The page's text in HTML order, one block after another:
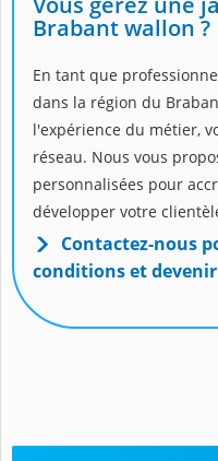
Brabant wallon ?
En tant que
dans la région du
l'expérience du métier,
réseau. Nous vous
personnalisées pour
développer votre
Contactez-nous
conditions et